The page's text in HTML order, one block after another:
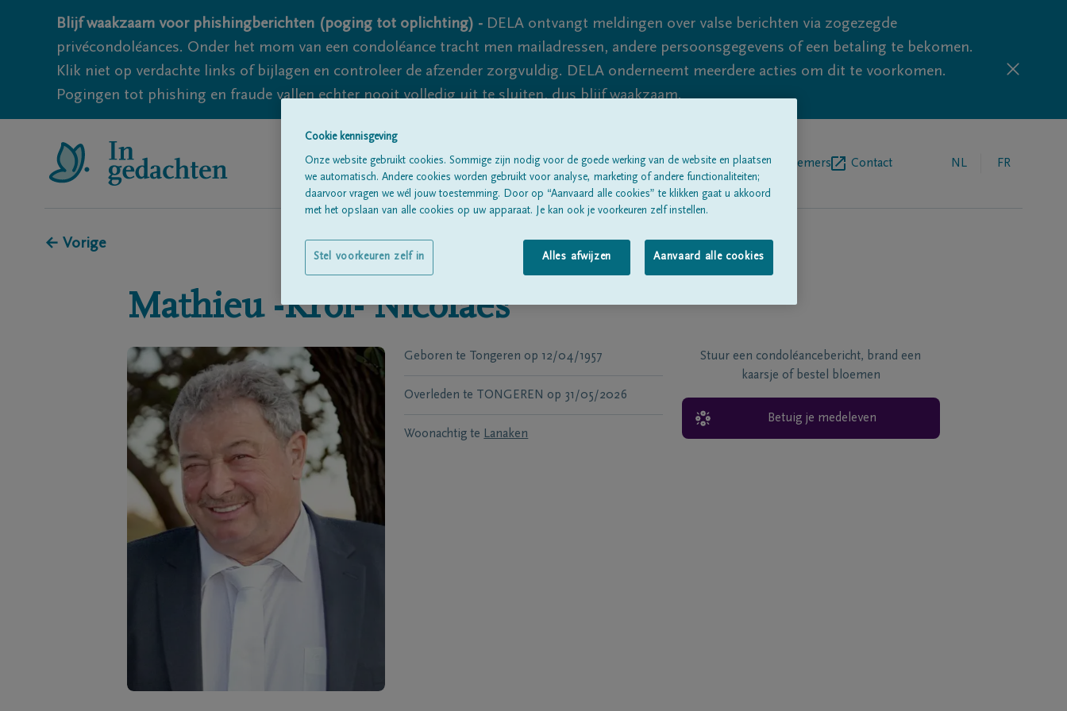
Blijf waakzaam voor phishingberichten (poging tot oplichting) - DELA ontvangt meldingen over valse berichten via zogezegde
privécondoléances. Onder het mom van een condoléance tracht men mailadressen, andere persoonsgegevens of een betaling te bekomen.
Klik niet op verdachte links of bijlagen en controleer de afzender zorgvuldig. DELA onderneemt meerdere acties om dit te voorkomen.
Pogingen tot phishing en fraude vallen echter nooit volledig uit te sluiten, dus blijf waakzaam.
Alle rouwberichtenOver onsBegrafenisondernemers Contact NL FR
← Vorige
Mathieu -Krol- Nicolaes
Geboren te Tongeren op 12/04/1957
Overleden te TONGEREN op 31/05/2026
Woonachtig te Lanaken
Stuur een condoléancebericht, brand een
kaarsje of bestel bloemen
Betuig je medeleven
Cookie kennisgeving
Onze website gebruikt cookies. Sommige zijn nodig voor de goede werking van de website en plaatsen
we automatisch. Andere cookies worden gebruikt voor analyse, marketing of andere functionaliteiten;
daarvoor vragen we wél jouw toestemming. Door op “Aanvaard alle cookies” te klikken gaat u akkoord
met het opslaan van alle cookies op uw apparaat. Je kan ook je voorkeuren zelf instellen.
Alles afwijzen Aanvaard alle cookies
Stel voorkeuren zelf in